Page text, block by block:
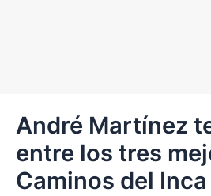
André Martínez
entre los tres
Caminos del